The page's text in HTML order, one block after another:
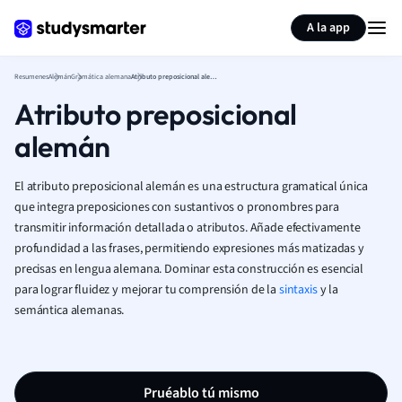
A la app
ResumenesAlemánGramática alemana Atributo preposicional alemán
Atributo preposicional
alemán
El atributo preposicional alemán es una estructura gramatical única
que integra preposiciones con sustantivos o pronombres para
transmitir información detallada o atributos. Añade efectivamente
profundidad a las frases, permitiendo expresiones más matizadas y
precisas en lengua alemana. Dominar esta construcción es esencial
para lograr fluidez y mejorar tu comprensión de la sintaxisy la
semántica alemanas.
Pruéablo tú mismo
Resumir página